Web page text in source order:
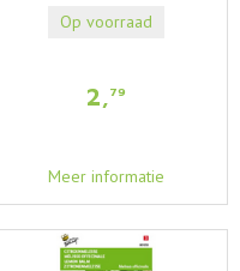
2,79
Meer informatie
Op voorraad